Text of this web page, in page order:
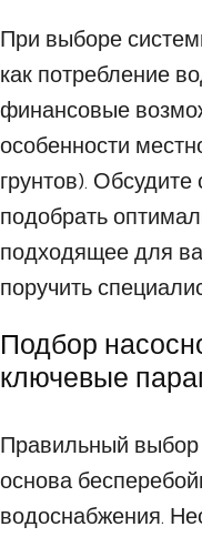
При выборе
как потребление
финансовые
особенности
грунтов).
подобрать
подходящее для
поручить
Подбор
ключевые
Правильный выбор
основа
водоснабжения.